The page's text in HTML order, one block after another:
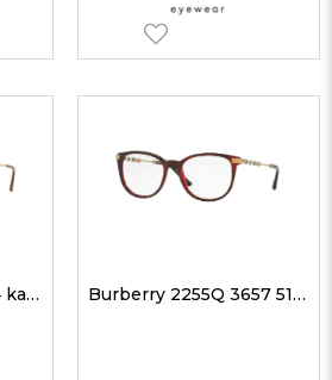
Vogue 5239 W656 54 kadın Optik Gözlükler Burberry 2255Q 3657 51 kadın Optik Gözlükler